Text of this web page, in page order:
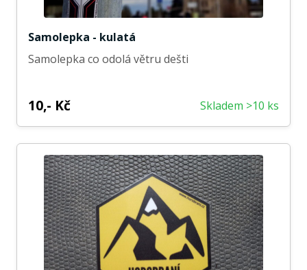
Samolepka - kulatá
Samolepka co odolá větru dešti
10,- Kč Skladem >10 ks